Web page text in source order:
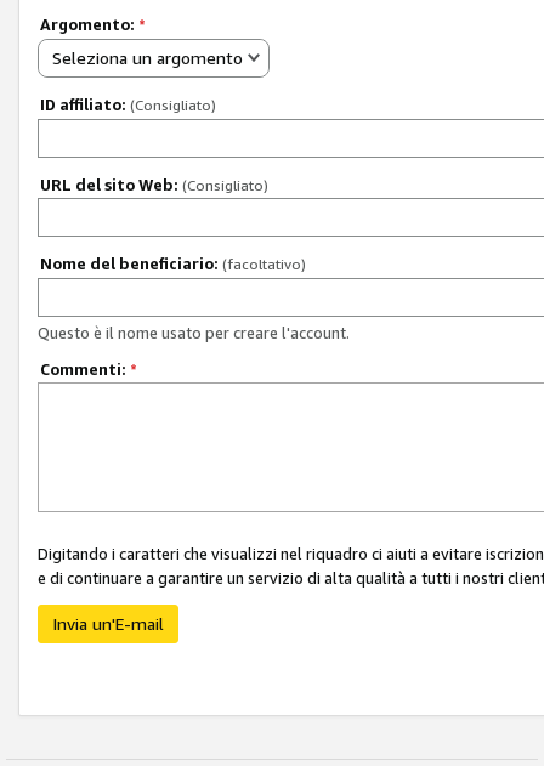
Argomento: *
Seleziona un argomento
ID affiliato: (Consigliato)
URL del sito Web: (Consigliato)
Nome del beneficiario: (facoltativo)
Questo è il nome usato per creare l'account.
Commenti: *
Digitando i caratteri che visualizzi nel riquadro ci aiuti a evitare
e di continuare a garantire un servizio di alta qualità a tutti i nostri
Invia un'E-mail